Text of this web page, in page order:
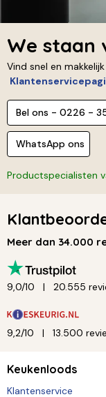
We staan
Vind snel en
Bel ons - 0226 -
WhatsApp ons
Productspecialisten
Meer dan 34.000
9,0/10 20.555
9,2/10 13.500
Keukenloods
Klantenservice